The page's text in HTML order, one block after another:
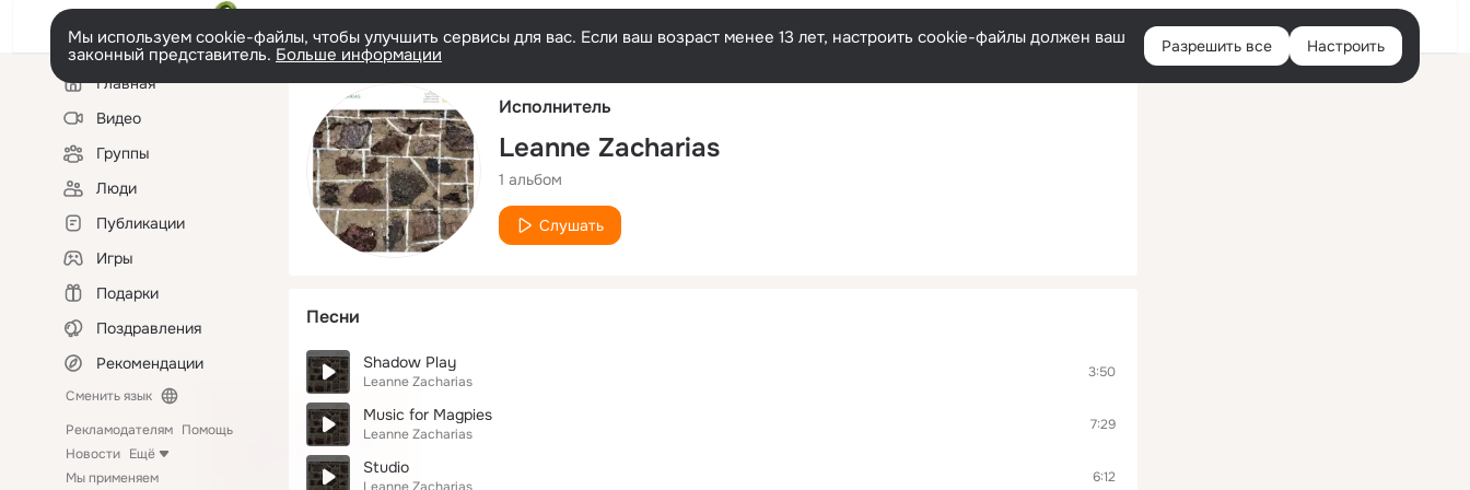
Русский Войти
Мы используем cookie-файлы, чтобы улучшить сервисы для вас. Если ваш возраст менее 13 лет, настроить cookie-файлы должен ваш
законный представитель. Больше информации Разрешить все Настроить
Левая
колонкаГлавная
Видео
Группы
Люди
Публикации
Игры
Подарки
Поздравления
Рекомендации
Сменить язык
Рекламодателям Помощь
Новости Ещё
Мы применяем
Исполнитель
Leanne Zacharias
1 альбом
Слушать
Песни
Shadow Play
Leanne Zacharias
3:50
Music for Magpies
Leanne Zacharias
7:29
Studio 6:12